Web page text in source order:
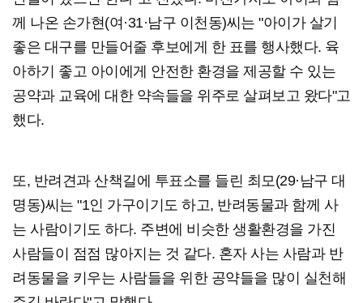
께 나온 손가현(여·31·남구 이천동)씨는 "아이가 살기
좋은 대구를 만들어줄 후보에게 한 표를 행사했다. 육
아하기 좋고 아이에게 안전한 환경을 제공할 수 있는
공약과 교육에 대한 약속들을 위주로 살펴보고 왔다"고
했다.
또, 반려견과 산책길에 투표소를 들린 최모(29·남구 대
명동)씨는 "1인 가구이기도 하고, 반려동물과 함께 사
는 사람이기도 하다. 주변에 비슷한 생활환경을 가진
사람들이 점점 많아지는 것 같다. 혼자 사는 사람과 반
려동물을 키우는 사람들을 위한 공약들을 많이 실천해